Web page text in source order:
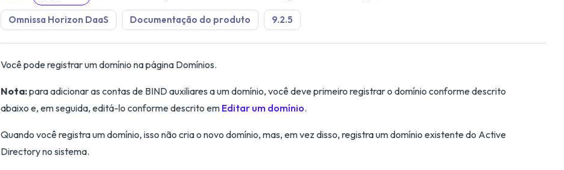
Omnissa Horizon DaaS Documentação do produto 9.2.5
Você pode registrar um domínio na página Domínios.
Nota:para adicionar as contas de BIND auxiliares a um domínio, você deve primeiro registrar o domínio conforme descrito
abaixo e, em seguida, editá-lo conforme descrito em Editar um domínio.
Quando você registra um domínio, isso não cria o novo domínio, mas, em vez disso, registra um domínio existente do Active
Directory no sistema.